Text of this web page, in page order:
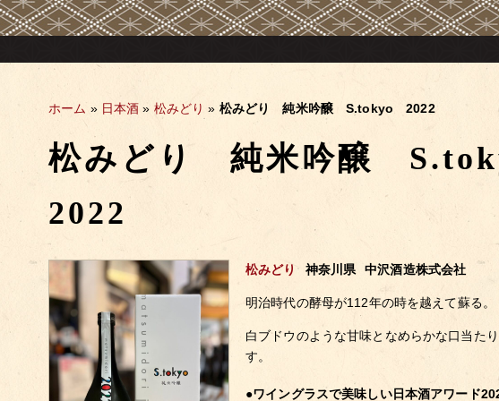
ホーム » 日本酒 » 松みどり » 松みどり 純米吟醸 S.tokyo 2022
松みどり 純米吟醸
2022
松みどり 神奈川県 中沢酒造株式会社
明治時代の酵母が112年の時を越えて蘇る。
白ブドウのような甘味となめらかな口当た
す。
●ワイングラスで美味しい日本酒アワード